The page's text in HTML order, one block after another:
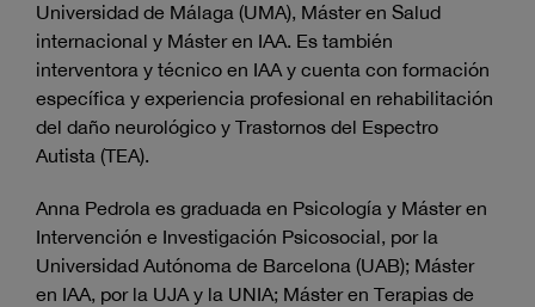
Universidad de Málaga (UMA), Máster en Salud
internacional y Máster en IAA. Es también
interventora y técnico en IAA y cuenta con formación
específica y experiencia profesional en rehabilitación
del daño neurológico y Trastornos del Espectro
Autista (TEA).
Anna Pedrola es graduada en Psicología y Máster en
Intervención e Investigación Psicosocial, por la
Universidad Autónoma de Barcelona (UAB); Máster
en IAA, por la UJA y la UNIA; Máster en Terapias de